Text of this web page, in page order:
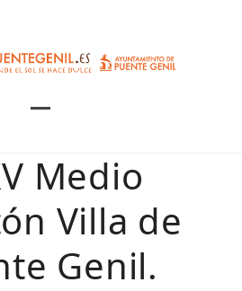
mobile
menu
mobile
menu
Medio
Villa de
Genil.